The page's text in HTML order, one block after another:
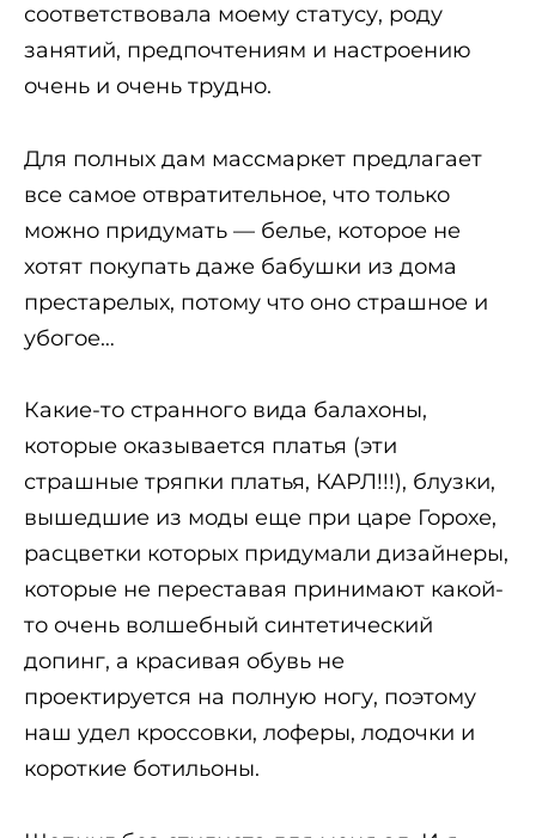
соответствовала моему статусу, роду
занятий, предпочтениям и настроению
очень и очень трудно.
Для полных дам массмаркет предлагает
все самое отвратительное, что только
можно придумать — белье, которое не
хотят покупать даже бабушки из дома
престарелых, потому что оно страшное и
убогое…
Какие-то странного вида балахоны,
которые оказывается платья (эти
страшные тряпки платья, КАРЛ!!!), блузки,
вышедшие из моды еще при царе Горохе,
расцветки которых придумали дизайнеры,
которые не переставая принимают какой-
то очень волшебный синтетический
допинг, а красивая обувь не
проектируется на полную ногу, поэтому
наш удел кроссовки, лоферы, лодочки и
короткие ботильоны.